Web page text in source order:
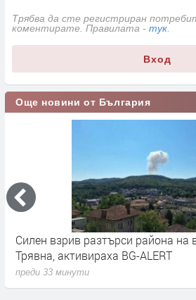
Трябва да сте регистриран
коментирате. Правилата - тук
Вход
Още новини от България
Над 1 милион къса цигари са
преди 57 минути